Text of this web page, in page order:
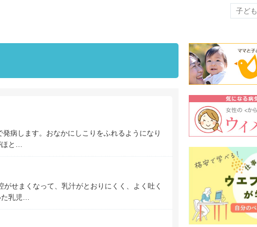
病します。おなかにしこりをふれるようになり
と…
せまくなって、乳汁がとおりにくく、よく吐く
乳児…